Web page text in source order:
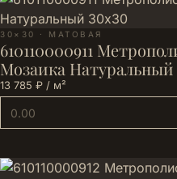
30×30 · МАТОВАЯ
610110000911
Мозаика Натуральный
13 785 ₽ / м²